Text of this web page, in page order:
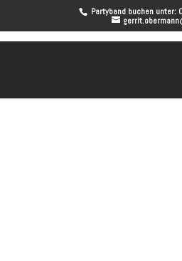
Partyband buchen unter: